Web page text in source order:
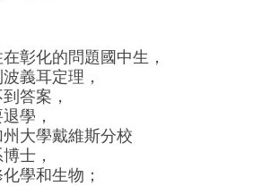
彰化的問題國中生，
義耳定理，
答案，
學，
大學戴維斯分校
士，
學和生物；